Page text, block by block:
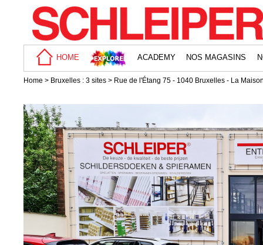
HOME ACADEMY NOS MAGASINS
Home > Bruxelles : 3 sites > Rue de l'Étang 75 - 1040 Bruxelles - La